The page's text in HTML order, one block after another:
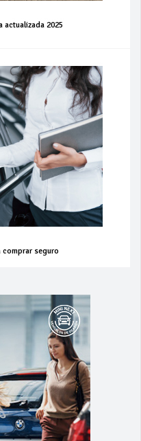
actualizada 2025
comprar seguro